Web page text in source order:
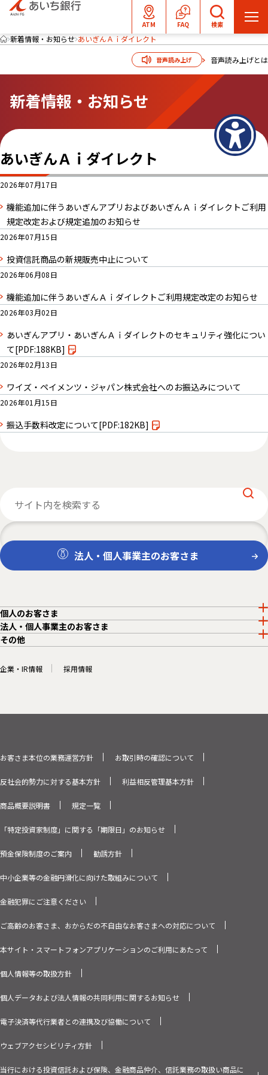
ATM FAQ 検索
メ
ニ
ー
新着情報・お知らせ あいぎんＡｉダイレクト
音声読み上げ 音声読み上げとは
新着情報・お知らせ
あいぎんＡｉダイレクト
2026年07月17日
機能追加に伴うあいぎんアプリおよびあいぎんＡｉダイレクトご利用
規定改定および規定追加のお知らせ
2026年07月15日
投資信託商品の新規販売中止について
2026年06月08日
機能追加に伴うあいぎんＡｉダイレクトご利用規定改定のお知らせ
2026年03月02日
あいぎんアプリ・あいぎんＡｉダイレクトのセキュリティ強化につい
て[PDF:188KB]
2026年02月13日
ワイズ・ペイメンツ・ジャパン株式会社へのお振込みについて
2026年01月15日
振込手数料改定について[PDF:182KB]
法人・個人事業主のお客さま
個人のお客さま
法人・個人事業主のお客さま
その他
企業・IR情報 採用情報
お客さま本位の業務運営方針 お取引時の確認について
反社会的勢力に対する基本方針 利益相反管理基本方針
商品概要説明書 規定一覧
「特定投資家制度」に関する「期限日」のお知らせ
預金保険制度のご案内 勧誘方針
中小企業等の金融円滑化に向けた取組みについて
金融犯罪にご注意ください
ご高齢のお客さま、おからだの不自由なお客さまへの対応について
本サイト・スマートフォンアプリケーションのご利用にあたって
個人情報等の取扱方針
個人データおよび法人情報の共同利用に関するお知らせ
電子決済等代行業者との連携及び協働について
ウェブアクセシビリティ方針
当行における投資信託および保険、金融商品仲介、信託業務の取扱い商品に